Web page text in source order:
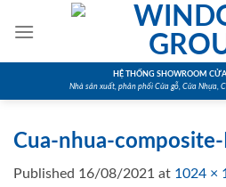
HỆ THỐNG SHOWROOM
Nhà sản xuất, phân phối Cửa gỗ, Cửa Nhựa,
Cua-nhua-
Published 16/08/2021 at 1024 ×